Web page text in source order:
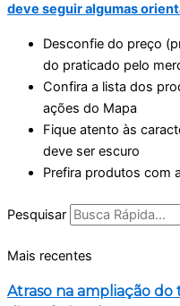
deve seguir algumas
Desconfie do preço
do praticado pelo
Confira a lista dos
ações do Mapa
Fique atento às
deve ser escuro
Prefira produtos com
Pesquisar
Mais recentes
Atraso na ampliação